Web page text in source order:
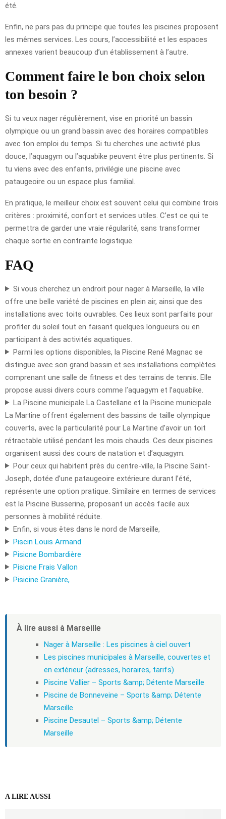
été.
Enfin, ne pars pas du principe que toutes les piscines proposent
les mêmes services. Les cours, l’accessibilité et les espaces
annexes varient beaucoup d’un établissement à l’autre.
Comment faire le bon choix selon
ton besoin ?
Si tu veux nager régulièrement, vise en priorité un bassin
olympique ou un grand bassin avec des horaires compatibles
avec ton emploi du temps. Si tu cherches une activité plus
douce, l’aquagym ou l’aquabike peuvent être plus pertinents. Si
tu viens avec des enfants, privilégie une piscine avec
pataugeoire ou un espace plus familial.
En pratique, le meilleur choix est souvent celui qui combine trois
critères : proximité, confort et services utiles. C’est ce qui te
permettra de garder une vraie régularité, sans transformer
chaque sortie en contrainte logistique.
FAQ
Si vous cherchez un endroit pour nager à Marseille, la ville
offre une belle variété de piscines en plein air, ainsi que des
installations avec toits ouvrables. Ces lieux sont parfaits pour
profiter du soleil tout en faisant quelques longueurs ou en
participant à des activités aquatiques.
Parmi les options disponibles, la Piscine René Magnac se
distingue avec son grand bassin et ses installations complètes
comprenant une salle de fitness et des terrains de tennis. Elle
propose aussi divers cours comme l’aquagym et l’aquabike.
La Piscine municipale La Castellane et la Piscine municipale
La Martine offrent également des bassins de taille olympique
couverts, avec la particularité pour La Martine d’avoir un toit
rétractable utilisé pendant les mois chauds. Ces deux piscines
organisent aussi des cours de natation et d’aquagym.
Pour ceux qui habitent près du centre-ville, la Piscine Saint-
Joseph, dotée d’une pataugeoire extérieure durant l’été,
représente une option pratique. Similaire en termes de services
est la Piscine Busserine, proposant un accès facile aux
personnes à mobilité réduite.
Enfin, si vous êtes dans le nord de Marseille,
Piscin Louis Armand
Pisicne Bombardière
Pisicne Frais Vallon
Pisicine Granière,
À lire aussi à Marseille
Nager à Marseille : Les piscines à ciel ouvert
Les piscines municipales à Marseille, couvertes et
en extérieur (adresses, horaires, tarifs)
Piscine Vallier – Sports &amp; Détente Marseille
Piscine de Bonneveine – Sports &amp; Détente
Marseille
Piscine Desautel – Sports &amp; Détente
Marseille
A LIRE AUSSI